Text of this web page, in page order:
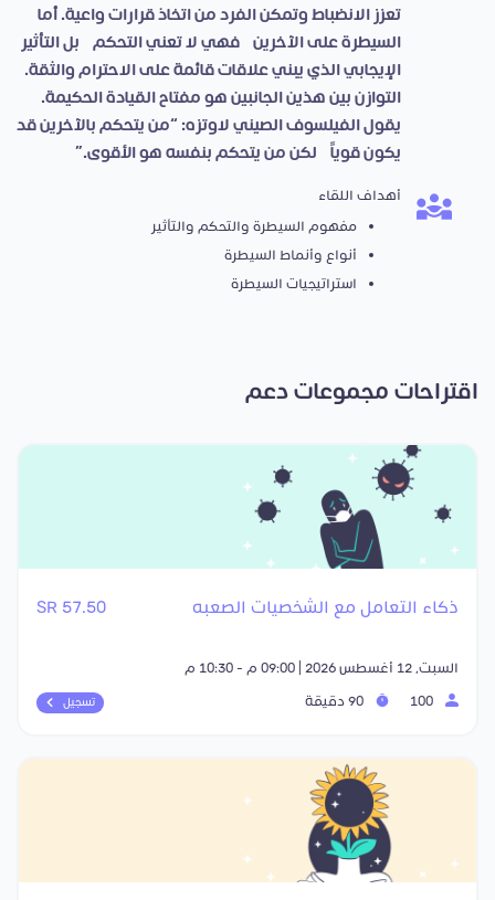
تعزز الانضباط وتمكن الفرد من اتخاذ قرارات واعية. أما
السيطرة على الآخرين، فهي لا تعني التحكم، بل التأثير
الإيجابي الذي يبني علاقات قائمة على الاحترام والثقة.
التوازن بين هذين الجانبين هو مفتاح القيادة الحكيمة.
يقول الفيلسوف الصيني لاوتزه: “من يتحكم بالآخرين قد
يكون قوياً، لكن من يتحكم بنفسه هو الأقوى.”
أهداف اللقاء
مفهوم السيطرة والتحكم والتأثير
أنواع وأنماط السيطرة
استراتيجيات السيطرة
اقتراحات مجموعات دعم
ذكاء التعامل مع الشخصيات الصعبه 57.50 SR
السبت, 12 أغسطس 2026 | 09:00 م - 10:30 م
تسجيل